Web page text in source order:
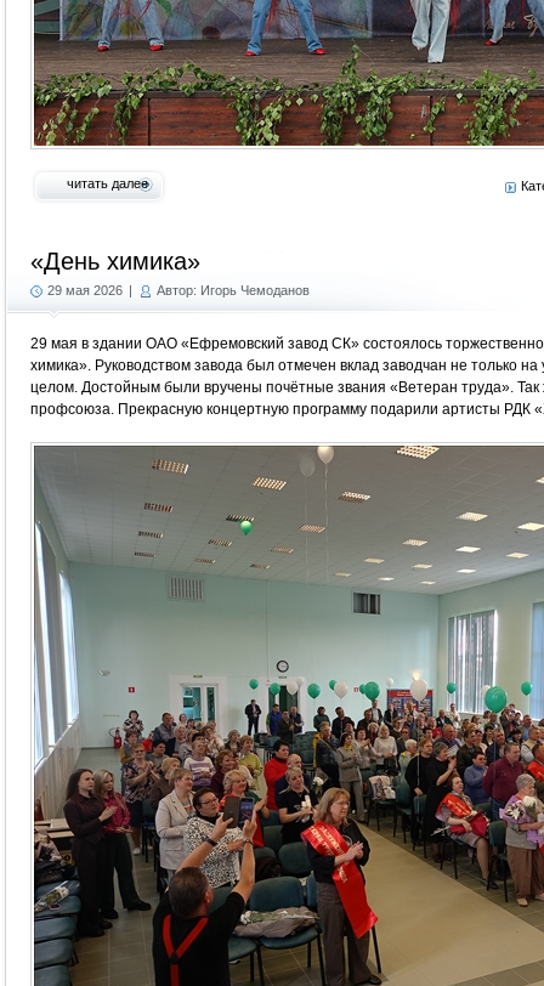
читать далее
«День химика»
29 мая 2026 | Автор: Игорь Чемоданов
29 мая в здании ОАО «Ефремовский завод СК» состоялось
химика». Руководством завода был отмечен вклад заводчан не только
целом. Достойным были вручены почётные звания «Ветеран труда».
профсоюза. Прекрасную концертную программу подарили артисты РДК